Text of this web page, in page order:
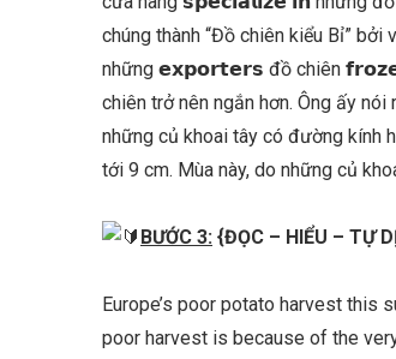
chúng thành “Đồ chiên kiểu Bỉ”
những 𝗲𝘅𝗽𝗼𝗿𝘁𝗲𝗿𝘀 đồ chiên
chiên trở nên ngắn hơn. Ông ấy
những củ khoai tây có đường kính
tới 9 cm. Mùa này, do những củ
BƯỚC 3: {ĐỌC – HIỂU – TỰ
Europe’s poor potato harvest this
poor harvest is because of the